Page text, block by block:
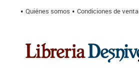
Quiénes somos Condiciones de venta